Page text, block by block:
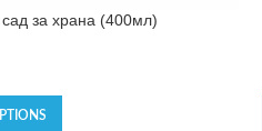
за храна (400мл)